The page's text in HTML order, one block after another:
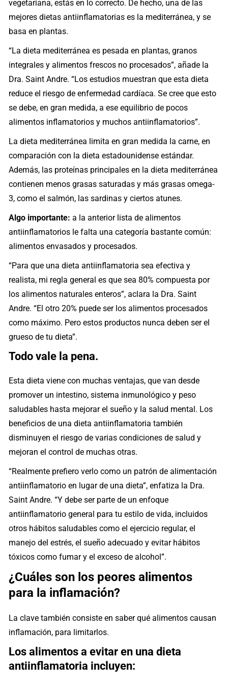
vegetariana, estás en lo correcto. De hecho, una de las
mejores dietas antiinflamatorias es la mediterránea, y se
basa en plantas.
“La dieta mediterránea es pesada en plantas, granos
integrales y alimentos frescos no procesados”, añade la
Dra. Saint Andre. “Los estudios muestran que esta dieta
reduce el riesgo de enfermedad cardíaca. Se cree que esto
se debe, en gran medida, a ese equilibrio de pocos
alimentos inflamatorios y muchos antiinflamatorios”.
La dieta mediterránea limita en gran medida la carne, en
comparación con la dieta estadounidense estándar.
Además, las proteínas principales en la dieta mediterránea
contienen menos grasas saturadas y más grasas omega-
3, como el salmón, las sardinas y ciertos atunes.
Algo importante: a la anterior lista de alimentos
antiinflamatorios le falta una categoría bastante común:
alimentos envasados y procesados.
“Para que una dieta antiinflamatoria sea efectiva y
realista, mi regla general es que sea 80% compuesta por
los alimentos naturales enteros”, aclara la Dra. Saint
Andre. “El otro 20% puede ser los alimentos procesados
como máximo. Pero estos productos nunca deben ser el
grueso de tu dieta”.
Todo vale la pena.
Esta dieta viene con muchas ventajas, que van desde
promover un intestino, sistema inmunológico y peso
saludables hasta mejorar el sueño y la salud mental. Los
beneficios de una dieta antiinflamatoria también
disminuyen el riesgo de varias condiciones de salud y
mejoran el control de muchas otras.
“Realmente prefiero verlo como un patrón de alimentación
antiinflamatorio en lugar de una dieta”, enfatiza la Dra.
Saint Andre. “Y debe ser parte de un enfoque
antiinflamatorio general para tu estilo de vida, incluidos
otros hábitos saludables como el ejercicio regular, el
manejo del estrés, el sueño adecuado y evitar hábitos
tóxicos como fumar y el exceso de alcohol”.
¿Cuáles son los peores alimentos
para la inflamación?
La clave también consiste en saber qué alimentos causan
inflamación, para limitarlos.
Los alimentos a evitar en una dieta
antiinflamatoria incluyen: